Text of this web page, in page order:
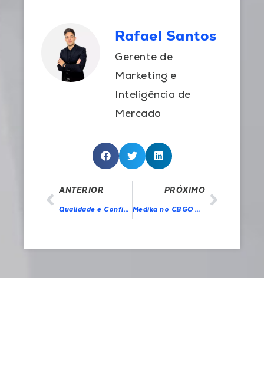
Rafael Santos
Gerente de
Marketing e
Inteligência de
Mercado
ANTERIOR
Qualidade e Confiabilidade em Dispositivos Médicos: Uma Análise Essencial
PRÓXIMO
Medika no CBGO 2023: Destaques do Portfólio de Produtos para Obstetrícia e Ginecologia